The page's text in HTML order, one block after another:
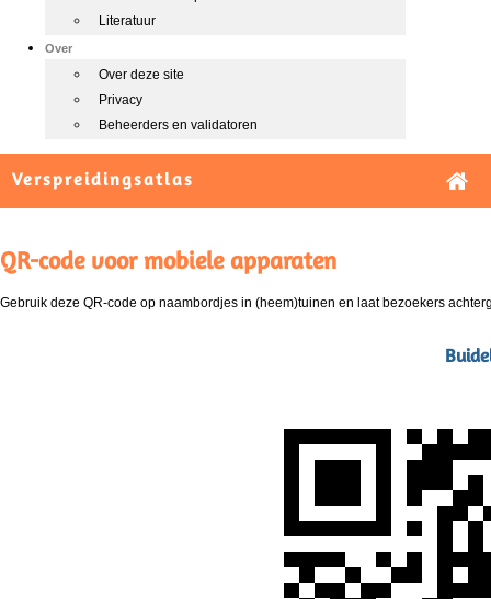
Literatuur
Over
Over deze site
Privacy
Beheerders en validatoren
Verspreidingsatlas
QR-code voor mobiele apparaten
Gebruik deze QR-code op naambordjes in (heem)tuinen en laat bezoekers